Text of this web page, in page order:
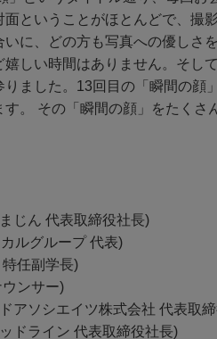
ということがほとんどで、撮
いに、どの方も写真への優しさ
嬉しい時間はありません。そし
ました。13回目の「瞬間の顔
。 その「瞬間の顔」をたくさ
じん 代表取締役社長)
ルグループ 代表)
任副学長)
ンサー)
アソシエイツ株式会社 代表取
ドライン 代表取締役社長)